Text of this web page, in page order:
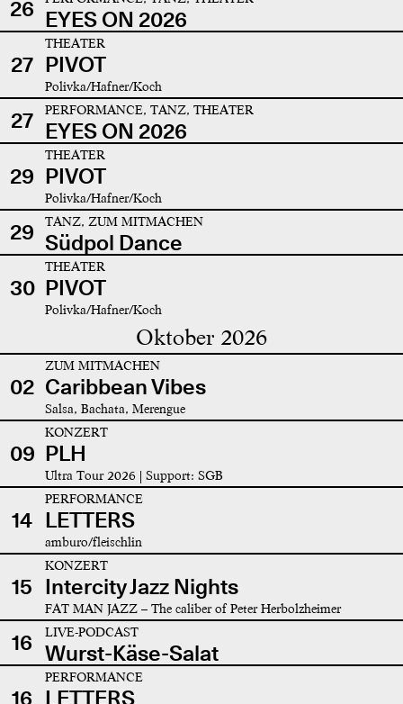
26 EYES ON 2026
27
THEATER
PIVOT
Polivka/Hafner/Koch
27 PERFORMANCE, TANZ, THEATER
EYES ON 2026
29
THEATER
PIVOT
Polivka/Hafner/Koch
29 TANZ, ZUM MITMACHEN
Südpol Dance
30
THEATER
PIVOT
Polivka/Hafner/Koch
Oktober 2026
02
ZUM MITMACHEN
Caribbean Vibes
Salsa, Bachata, Merengue
09
KONZERT
PLH
Ultra Tour 2026 | Support: SGB
14
PERFORMANCE
LETTERS
amburo/fleischlin
15
KONZERT
Intercity Jazz Nights
FAT MAN JAZZ – The caliber of Peter Herbolzheimer
16 LIVE-PODCAST
Wurst-Käse-Salat
16
PERFORMANCE
LETTERS